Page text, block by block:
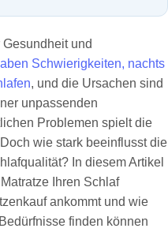
und
Schwierigkeiten, nachts
, und die Ursachen sind
unpassenden
Problemen spielt die
wie stark beeinflusst die
In diesem Artikel
Ihren Schlaf
ankommt und wie
finden können